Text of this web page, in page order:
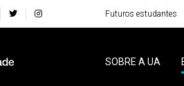
Futuros estudantes
SOBRE A UA